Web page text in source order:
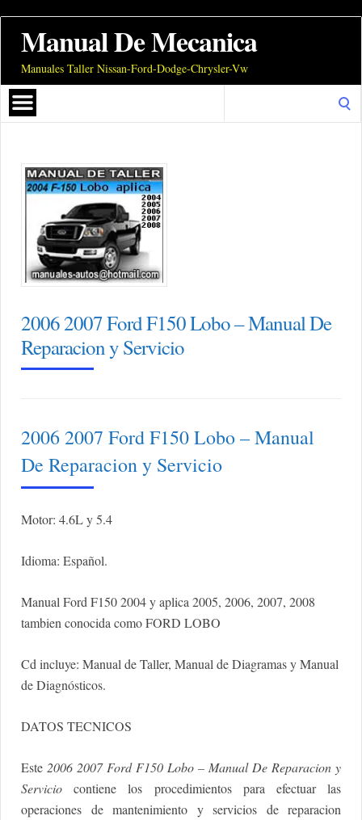
Manual De Mecanica
Manuales Taller Nissan-Ford-Dodge-Chrysler-Vw
2006 2007 Ford F150 Lobo – Manual De
Reparacion y Servicio
2006 2007 Ford F150 Lobo – Manual
De Reparacion y Servicio
Motor: 4.6L y 5.4
Idioma: Español.
Manual Ford F150 2004 y aplica 2005, 2006, 2007, 2008
tambien conocida como FORD LOBO
Cd incluye: Manual de Taller, Manual de Diagramas y Manual
de Diagnósticos.
DATOS TECNICOS
Este 2006 2007 Ford F150 Lobo – Manual De Reparacion y
Servicio contiene los procedimientos para efectuar las
operaciones de mantenimiento y servicios de reparacion